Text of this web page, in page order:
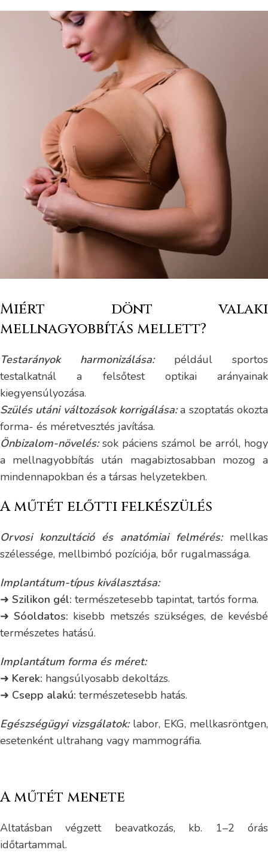
Miért dönt valaki
mellnagyobbítás mellett?
Testarányok harmonizálása:például sportos
testalkatnál a felsőtest optikai arányainak
kiegyensúlyozása.
Szülés utáni változások korrigálása:a szoptatás okozta
forma- és méretvesztés javítása.
Önbizalom-növelés:sok páciens számol be arról, hogy
a mellnagyobbítás után magabiztosabban mozog a
mindennapokban és a társas helyzetekben.
A műtét előtti felkészülés
Orvosi konzultáció és anatómiai felmérés:mellkas
szélessége, mellbimbó pozíciója, bőr rugalmassága.
Implantátum-típus kiválasztása:
➜ Szilikon gél: természetesebb tapintat, tartós forma.
➜Sóoldatos: kisebb metszés szükséges, de kevésbé
természetes hatású.
Implantátum forma és méret:
➜ Kerek: hangsúlyosabb dekoltázs.
➜ Csepp alakú: természetesebb hatás.
Egészségügyi vizsgálatok:labor, EKG, mellkasröntgen,
esetenként ultrahang vagy mammográfia.
A műtét menete
Altatásban végzett beavatkozás, kb. 1–2 órás
időtartammal.